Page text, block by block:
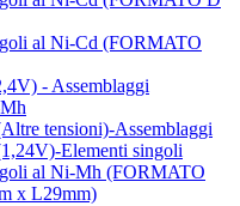
al Ni-Cd (FORMATO
- Assemblaggi
tensioni)-Assemblaggi
Elementi singoli
al Ni-Mh (FORMATO
x L29mm)